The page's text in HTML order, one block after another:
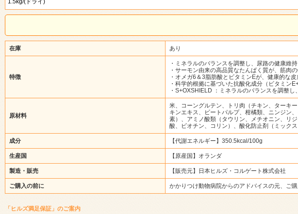
在庫 あり
特徴
・ミネラルのバランスを調整し、尿路の健康維
・サーモン由来の高品質なたんぱく質が、筋肉
・オメガ6＆3脂肪酸とビタミンEが、健康的な
・科学的根拠に基づいた抗酸化成分（ビタミン
・S+OXSHIELD ：ミネラルのバランスを調整
原材料
米、コーングルテン、トリ肉（チキン、ターキ
キンエキス、ビートパルプ、柑橘類、ニンジン
素）、アミノ酸類（タウリン、メチオニン、リ
酸、ビオチン、コリン）、酸化防止剤（ミック
成分 【代謝エネルギー】350.5kcal/100g
生産国 【原産国】オランダ
製造・販売 【販売元】日本ヒルズ・コルゲート株式会社
ご購入の前に かかりつけ動物病院からのアドバイスの元、ご購
「ヒルズ満足保証」のご案内